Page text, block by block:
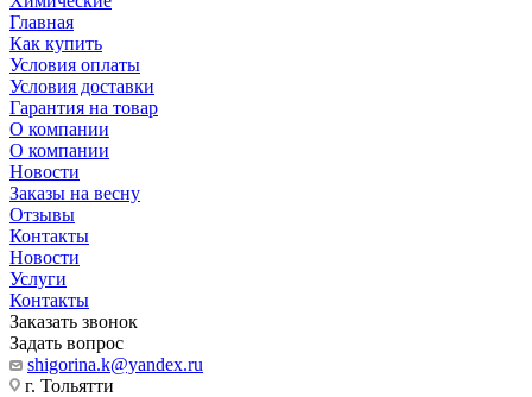
Главная
Как купить
Условия оплаты
Условия доставки
Гарантия на товар
О компании
О компании
Новости
Заказы на весну
Отзывы
Контакты
Новости
Услуги
Контакты
Заказать звонок
Задать вопрос
shigorina.k@yandex.ru
г. Тольятти